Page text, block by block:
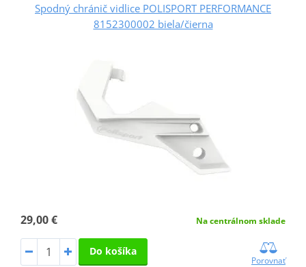
Spodný chránič vidlice POLISPORT PERFORMANCE
8152300002 biela/čierna
29,00 € Na centrálnom sklade
Do košíka
Porovnať